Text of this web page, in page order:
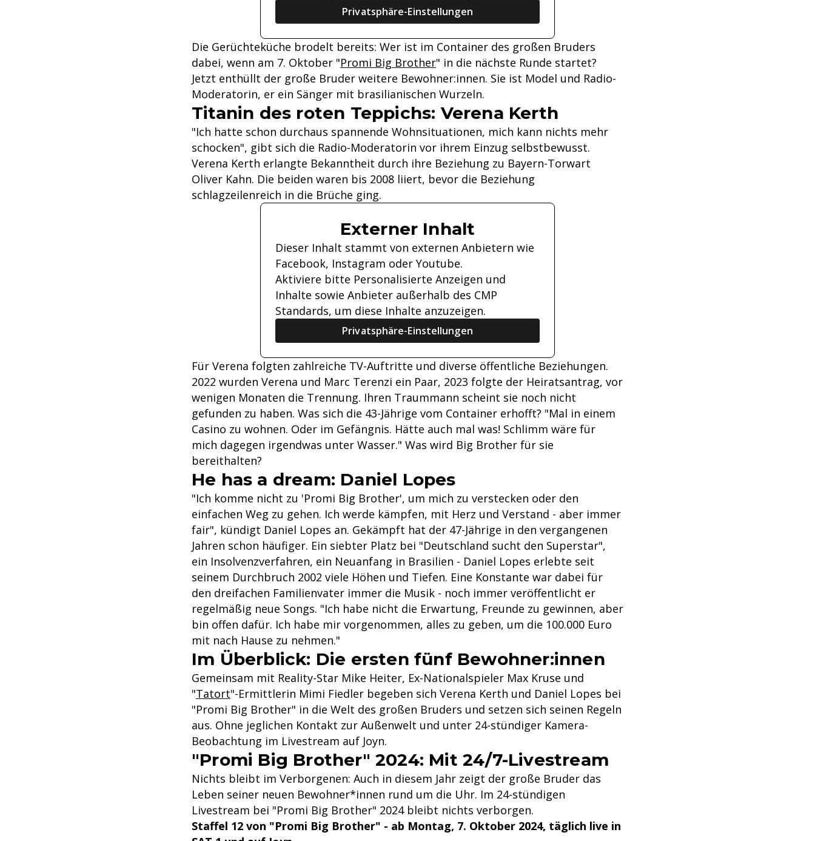
Privatsphäre-Einstellungen
Die Gerüchteküche brodelt bereits: Wer ist im Container des großen Bruders
dabei, wenn am 7. Oktober "Promi Big Brother" in die nächste Runde startet?
Jetzt enthüllt der große Bruder weitere Bewohner:innen. Sie ist Model und Radio-
Moderatorin, er ein Sänger mit brasilianischen Wurzeln.
Titanin des roten Teppichs: Verena Kerth
"Ich hatte schon durchaus spannende Wohnsituationen, mich kann nichts mehr
schocken", gibt sich die Radio-Moderatorin vor ihrem Einzug selbstbewusst.
Verena Kerth erlangte Bekanntheit durch ihre Beziehung zu Bayern-Torwart
Oliver Kahn. Die beiden waren bis 2008 liiert, bevor die Beziehung
schlagzeilenreich in die Brüche ging.
Externer Inhalt
Dieser Inhalt stammt von externen Anbietern wie
Facebook, Instagram oder Youtube.
Aktiviere bitte Personalisierte Anzeigen und
Inhalte sowie Anbieter außerhalb des CMP
Standards, um diese Inhalte anzuzeigen.
Privatsphäre-Einstellungen
Für Verena folgten zahlreiche TV-Auftritte und diverse öffentliche Beziehungen.
2022 wurden Verena und Marc Terenzi ein Paar, 2023 folgte der Heiratsantrag, vor
wenigen Monaten die Trennung. Ihren Traummann scheint sie noch nicht
gefunden zu haben. Was sich die 43-Jährige vom Container erhofft? "Mal in einem
Casino zu wohnen. Oder im Gefängnis. Hätte auch mal was! Schlimm wäre für
mich dagegen irgendwas unter Wasser." Was wird Big Brother für sie
bereithalten?
He has a dream: Daniel Lopes
"Ich komme nicht zu 'Promi Big Brother', um mich zu verstecken oder den
einfachen Weg zu gehen. Ich werde kämpfen, mit Herz und Verstand - aber immer
fair", kündigt Daniel Lopes an. Gekämpft hat der 47-Jährige in den vergangenen
Jahren schon häufiger. Ein siebter Platz bei "Deutschland sucht den Superstar",
ein Insolvenzverfahren, ein Neuanfang in Brasilien - Daniel Lopes erlebte seit
seinem Durchbruch 2002 viele Höhen und Tiefen. Eine Konstante war dabei für
den dreifachen Familienvater immer die Musik - noch immer veröffentlicht er
regelmäßig neue Songs. "Ich habe nicht die Erwartung, Freunde zu gewinnen, aber
bin offen dafür. Ich habe mir vorgenommen, alles zu geben, um die 100.000 Euro
mit nach Hause zu nehmen."
Im Überblick: Die ersten fünf Bewohner:innen
Gemeinsam mit Reality-Star Mike Heiter, Ex-Nationalspieler Max Kruse und
"Tatort"-Ermittlerin Mimi Fiedler begeben sich Verena Kerth und Daniel Lopes bei
"Promi Big Brother" in die Welt des großen Bruders und setzen sich seinen Regeln
aus. Ohne jeglichen Kontakt zur Außenwelt und unter 24-stündiger Kamera-
Beobachtung im Livestream auf Joyn.
"Promi Big Brother" 2024: Mit 24/7-Livestream
Nichts bleibt im Verborgenen: Auch in diesem Jahr zeigt der große Bruder das
Leben seiner neuen Bewohner*innen rund um die Uhr. Im 24-stündigen
Livestream bei "Promi Big Brother" 2024 bleibt nichts verborgen.
Staffel 12 von "Promi Big Brother" - ab Montag, 7. Oktober 2024, täglich live in